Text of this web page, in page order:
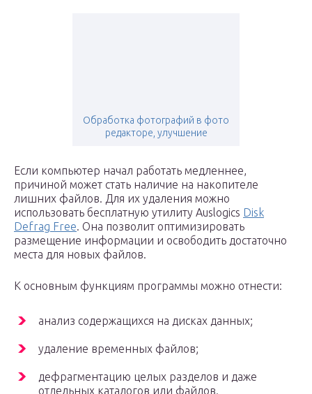
Обработка фотографий в фото
редакторе, улучшение
Если компьютер начал работать медленнее,
причиной может стать наличие на накопителе
лишних файлов. Для их удаления можно
использовать бесплатную утилиту Auslogics Disk
Defrag Free. Она позволит оптимизировать
размещение информации и освободить достаточно
места для новых файлов.
К основным функциям программы можно отнести:
анализ содержащихся на дисках данных;
удаление временных файлов;
дефрагментацию целых разделов и даже
отдельных каталогов или файлов.